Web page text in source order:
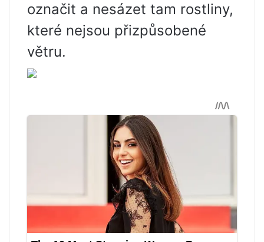
označit a nesázet tam rostliny,
které nejsou přizpůsobené
větru.